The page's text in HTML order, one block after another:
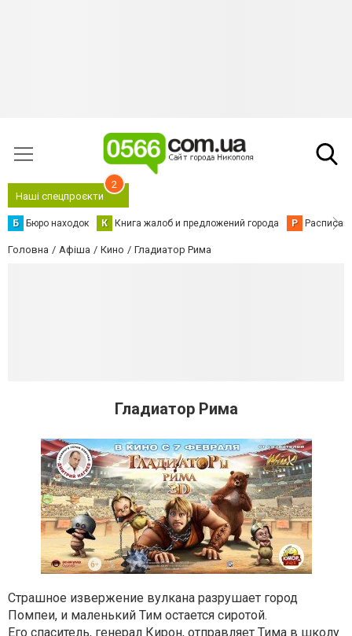
Наші спецпроєкти
2
Б Бюро находок К Книга жалоб и предложений города Р
Головна Афіша Кино Гладиатор Рима
Гладиатор Рима
Страшное извержение вулкана разрушает город
Помпеи, и маленький Тим остается сиротой.
Его спаситель, генерал Кирон, отправляет Тима в школу